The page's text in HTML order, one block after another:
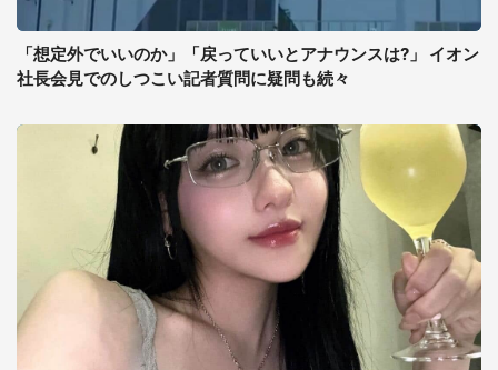
「想定外でいいのか」「戻っていいとアナウンスは?」 イオン
社長会見でのしつこい記者質問に疑問も続々